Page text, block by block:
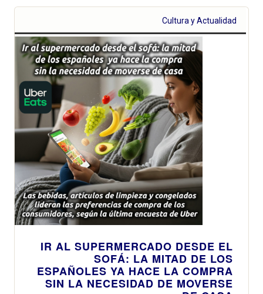
Cultura y Actualidad
IR AL SUPERMERCADO DESDE EL
SOFÁ: LA MITAD DE LOS
ESPAÑOLES YA HACE LA COMPRA
SIN LA NECESIDAD DE MOVERSE